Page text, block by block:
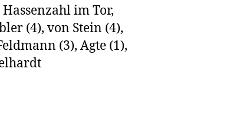
im Tor,
(4), von Stein (4),
(3), Agte (1),